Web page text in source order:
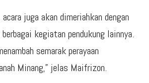
acara juga akan dimeriahkan dengan
kegiatan pendukung lainnya.
semarak perayaan
Minang,” jelas Maifrizon.